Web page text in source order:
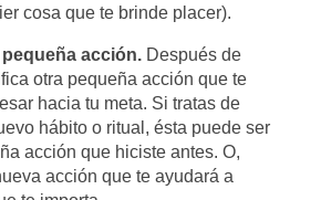
cosa que te brinde placer).
acción.Después de
otra pequeña acción que te
hacia tu meta. Si tratas de
hábito o ritual, ésta puede ser
acción que hiciste antes. O,
acción que te ayudará a